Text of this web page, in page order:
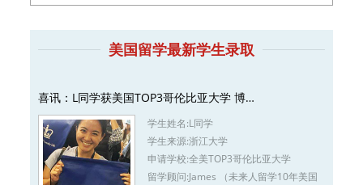
美国留学最新学生录取
喜讯：L同学获美国TOP3哥伦比亚大学 博…
学生姓名:L同学
学生来源:浙江大学
申请学校:全美TOP3哥伦比亚大学
留学顾问:James （未来人留学10年美国